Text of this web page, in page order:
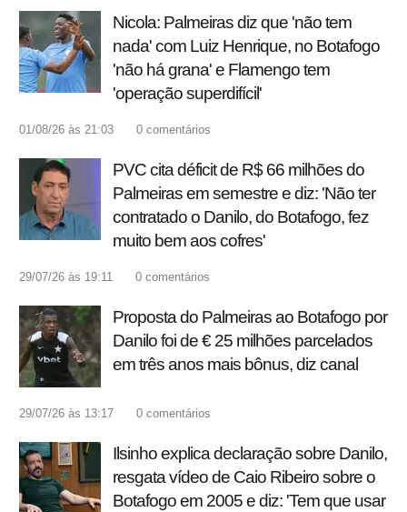
Nicola: Palmeiras diz que 'não tem
nada' com Luiz Henrique, no Botafogo
'não há grana' e Flamengo tem
'operação superdifícil'
01/08/26 às 21:03 0 comentários
PVC cita déficit de R$ 66 milhões do
Palmeiras em semestre e diz: 'Não ter
contratado o Danilo, do Botafogo, fez
muito bem aos cofres'
29/07/26 às 19:11 0 comentários
Proposta do Palmeiras ao Botafogo por
Danilo foi de € 25 milhões parcelados
em três anos mais bônus, diz canal
29/07/26 às 13:17 0 comentários
Ilsinho explica declaração sobre Danilo,
resgata vídeo de Caio Ribeiro sobre o
Botafogo em 2005 e diz: 'Tem que usar